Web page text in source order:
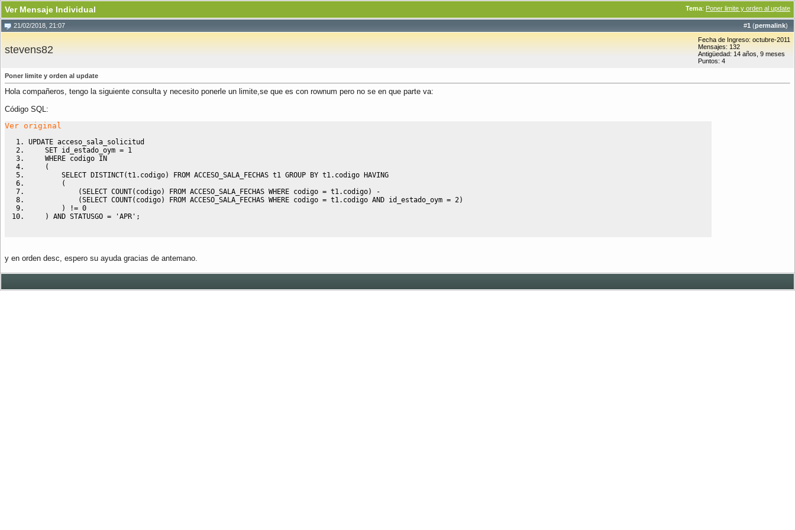
Tema: Poner limite y orden al update
Ver Mensaje Individual
#1 (permalink)
21/02/2018, 21:07
stevens82
Fecha de Ingreso: octubre-2011
Mensajes: 132
Antigüedad: 14 años, 9 meses
Puntos: 4
Poner limite y orden al update
Hola compañeros, tengo la siguiente consulta y necesito ponerle un limite,se que es con rownum pero no se en que parte va:
Código SQL:
Ver original
UPDATE acceso_sala_solicitud
SET id_estado_oym = 1
WHERE codigo IN
(
SELECT
DISTINCT(t1. codigo) FROM ACCESO_SALA_FECHAS t1 GROUP BY t1. codigo
HAVING
(
(SELECT COUNT( codigo) FROM ACCESO_SALA_FECHAS WHERE codigo = t1. codigo)
-
(SELECT COUNT( codigo) FROM ACCESO_SALA_FECHAS WHERE codigo = t1. codigo AND id_estado_oym = 2)
)
!= 0
)
AND STATUSGO = 'APR' ;
y en orden desc, espero su ayuda gracias de antemano.